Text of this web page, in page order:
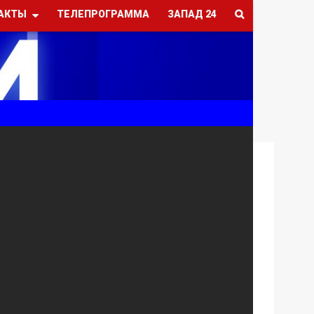
ТЕЛЕПРОГРАММА ЗАПАД 24